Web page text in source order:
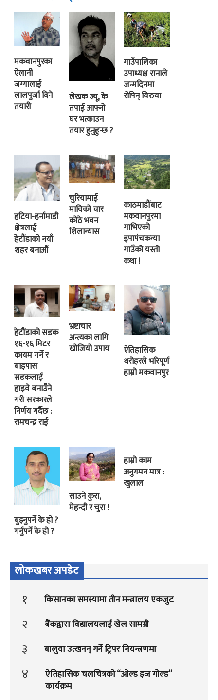
मकवानपुरका
ऐलानी
जग्गालाई
लालपुर्जा दिने
तयारी
लेखक ज्यू, के
तपाई आफ्नो
घर भत्काउन
तयार हुनुहुन्छ ?
गाउँपालिका
उपाध्यक्ष रानाले
जन्मदिनमा
रोपिन् विरुवा
हटिया-हर्नामाडी
क्षेत्रलाई
हेटौंडाको नयाँ
शहर बनाऔं
चुरियामाई
माविको चार
कोठे भवन
शिलान्यास
काठमाडौंबाट
मकवानपुरमा
गाभिएको
इपापंचकन्या
गाउँको यस्तो
कथा !
हेटौंडाको सडक
१६-१६ मिटर
कायम गर्ने र
बाइपास
सडकलाई
हाइवे बनाउँने
गरी सरकारले
निर्णय गर्दैछ :
रामचन्द्र राई
भ्रष्टाचार
अन्त्यका लागि
खोजियो उपाय
ऐतिहासिक
धरोहरले भरिपूर्ण
हाम्रो मकवानपुर
बुझ्नुपर्ने के हो ?
गर्नुपर्ने के हो ?
साउने कुरा,
मेहन्दी र चुरा !
हाम्रो काम
अनुगमन मात्र :
खुलाल
लोकखबर अपडेट
१ किसानका समस्यामा तीन मन्त्रालय एकजुट
२ बैंकद्वारा विद्यालयलाई खेल सामग्री
३ बालुवा उत्खनन् गर्ने ट्रिपर नियन्त्रणमा
४
ऐतिहासिक चलचित्रको “ओल्ड इज गोल्ड”
कार्यक्रम